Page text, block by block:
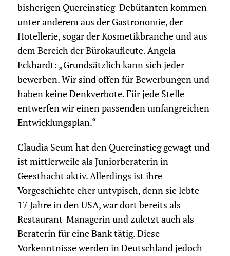
bisherigen Quereinstieg-Debütanten kommen
unter anderem aus der Gastronomie, der
Hotellerie, sogar der Kosmetikbranche und aus
dem Bereich der Bürokaufleute. Angela
Eckhardt: „Grundsätzlich kann sich jeder
bewerben. Wir sind offen für Bewerbungen und
haben keine Denkverbote. Für jede Stelle
entwerfen wir einen passenden umfangreichen
Entwicklungsplan.“
Claudia Seum hat den Quereinstieg gewagt und
ist mittlerweile als Juniorberaterin in
Geesthacht aktiv. Allerdings ist ihre
Vorgeschichte eher untypisch, denn sie lebte
17 Jahre in den USA, war dort bereits als
Restaurant-Managerin und zuletzt auch als
Beraterin für eine Bank tätig. Diese
Vorkenntnisse werden in Deutschland jedoch